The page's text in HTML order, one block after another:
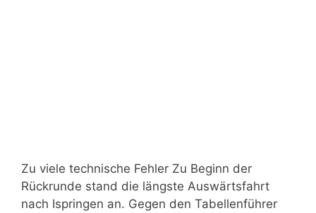
Zu viele technische Fehler Zu Beginn der
Rückrunde stand die längste Auswärtsfahrt
nach Ispringen an. Gegen den Tabellenführer